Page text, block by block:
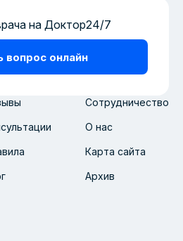
Сотрудничество
О нас
Карта сайта
Архив
на Доктор24/7
вопрос онлайн